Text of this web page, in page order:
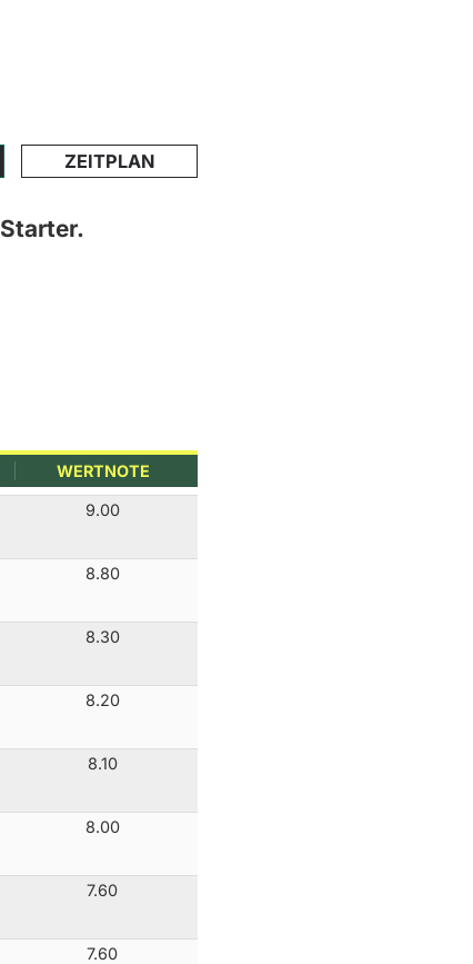
ZEITPLAN
WERTNOTE
9.00
8.80
8.30
8.20
8.10
8.00
7.60
7.60